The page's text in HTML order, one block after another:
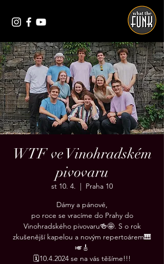
WTF ve Vinohradském
pivovaru
st 10. 4.
  |
Praha 10
Dámy a pánové,
po roce se vracíme do Prahy do
Vinohradského pivovaru🍻🤩. S o rok
zkušenější kapelou a novým repertoárem🎹
🎺🎸
🗓️10.4.2024 se na vás těšíme!!!